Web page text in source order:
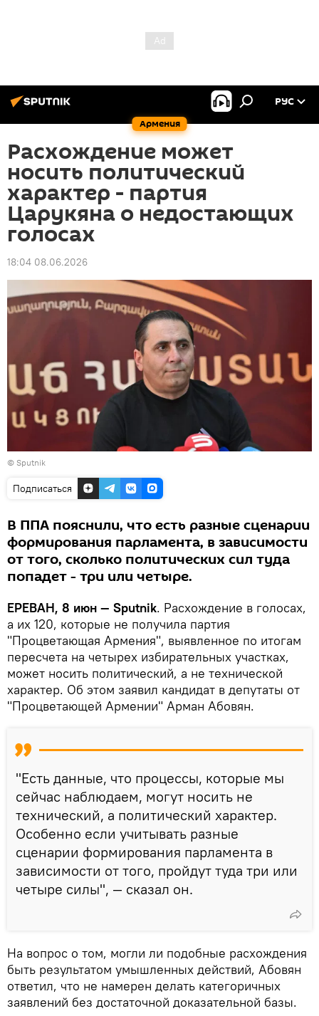
Армения
РУС
Расхождение может
носить политический
характер - партия
Царукяна о недостающих
голосах
18:04 08.06.2026
© Sputnik
Подписаться
В ППА пояснили, что есть разные сценарии
формирования парламента, в зависимости
от того, сколько политических сил туда
попадет - три или четыре.
ЕРЕВАН, 8 июн — Sputnik. Расхождение в голосах,
а их 120, которые не получила партия
"Процветающая Армения", выявленное по итогам
пересчета на четырех избирательных участках,
может носить политический, а не технической
характер. Об этом заявил кандидат в депутаты от
"Процветающей Армении" Арман Абовян.
"Есть данные, что процессы, которые мы
сейчас наблюдаем, могут носить не
технический, а политический характер.
Особенно если учитывать разные
сценарии формирования парламента в
зависимости от того, пройдут туда три или
четыре силы", — сказал он.
На вопрос о том, могли ли подобные расхождения
быть результатом умышленных действий, Абовян
ответил, что не намерен делать категоричных
заявлений без достаточной доказательной базы.